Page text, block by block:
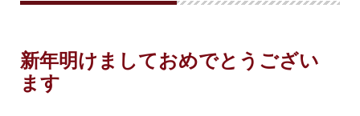
新年明けましておめでとうござい
ます